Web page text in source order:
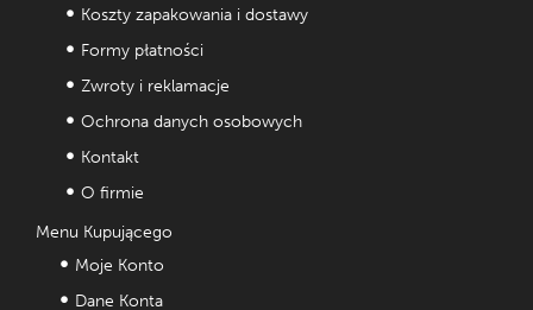
Koszty zapakowania i dostawy
Formy płatności
Zwroty i reklamacje
Ochrona danych osobowych
Kontakt
O firmie
Menu Kupującego
Moje Konto
Dane Konta